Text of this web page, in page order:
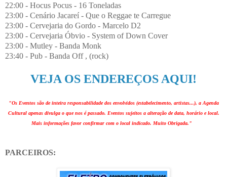
22:00 - Hocus Pocus - 16 Toneladas
23:00 - Cenário Jacareí - Que o Reggae te Carregue
23:00 - Cervejaria do Gordo - Marcelo D2
23:00 - Cervejaria Óbvio - System of Down Cover
23:00 - Mutley - Banda Monk
23:40 - Pub - Banda Off , (rock)
VEJA OS ENDEREÇOS AQUI!
"Os Eventos são de inteira responsabilidade dos envolvidos (estabelecimento, artistas...), a Agenda
Cultural apenas divulga o que nos é passado. Eventos sujeitos a alteração de data, horário e local.
Mais informações favor confirmar com o local indicado. Muito Obrigada."
PARCEIROS: